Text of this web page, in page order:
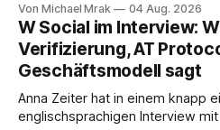
Ende eine Zusammenfassung
funktioniert gut. Die Frage, die regelmäßig untergeht, lautet:
Wo genau liegt das Audio, wer
welcher Rechtsgrundlage? Es gibt
Von Michael Mrak 04 Aug. 2026
W Social im Interview:
Verifizierung, AT
Geschäftsmodell sagt
Anna Zeiter hat in einem knapp
englischsprachigen Interview